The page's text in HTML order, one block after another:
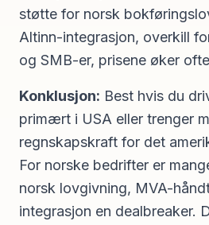
støtte for norsk
Altinn-integrasjon, overkill
og SMB-er, prisene øker ofte
Konklusjon: Best hvis du
primært i USA eller trenger
regnskapskraft for det
For norske bedrifter er
norsk lovgivning, MVA-
integrasjon en dealbreaker.